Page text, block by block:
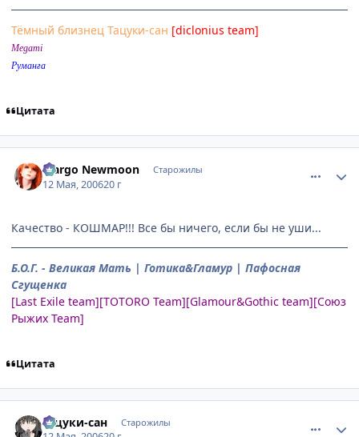
Тёмный близнец Тацуки-сан [diclonius team]
Megami
Руманга
Цитата
Margo Newmoon Старожилы
12 Мая, 200620 г
Качество - КОШМАР!!! Все бы ничего, если бы не уши...
Б.О.Г. - Великая Мать | Готика&Гламур | Пафосная
Сгущенка
[Last Exile team][TOTORO Team][Glamour&Gothic team][Союз
Рыжих Team]
Цитата
Тацуки-сан Старожилы